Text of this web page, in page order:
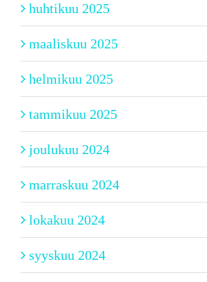
huhtikuu 2025
maaliskuu 2025
helmikuu 2025
tammikuu 2025
joulukuu 2024
marraskuu 2024
lokakuu 2024
syyskuu 2024